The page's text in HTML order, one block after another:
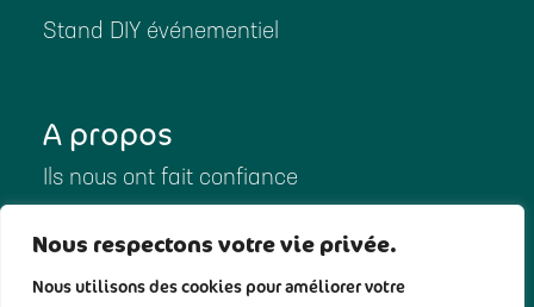
Nous respectons votre vie privée.
Nous utilisons des cookies pour améliorer votre
Stand DIY événementiel
A propos
Ils nous ont fait confiance